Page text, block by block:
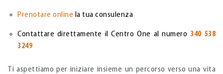
Prenotare online la tua consulenza
Contattare direttamente il Centro One al numero 340 538
3249
Ti aspettiamo per iniziare insieme un percorso verso una vita